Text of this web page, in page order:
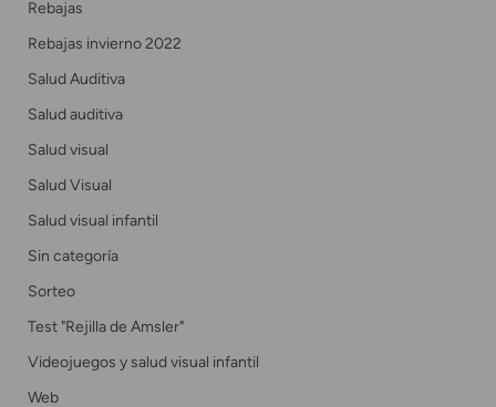
Rebajas
Rebajas invierno 2022
Salud Auditiva
Salud auditiva
Salud visual
Salud Visual
Salud visual infantil
Sin categoría
Sorteo
Test "Rejilla de Amsler"
Videojuegos y salud visual infantil
Web